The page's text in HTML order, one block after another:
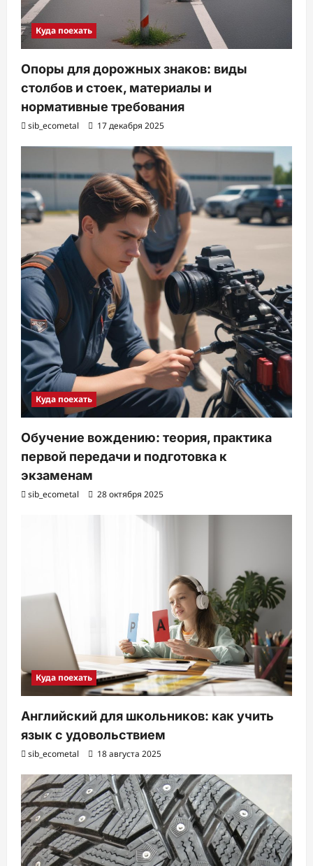
Куда поехать
Опоры для дорожных знаков: виды
столбов и стоек, материалы и
нормативные требования
sib_ecometal 17 декабря 2025
Куда поехать
Обучение вождению: теория, практика
первой передачи и подготовка к
экзаменам
sib_ecometal 28 октября 2025
Куда поехать
Английский для школьников: как учить
язык с удовольствием
sib_ecometal 18 августа 2025